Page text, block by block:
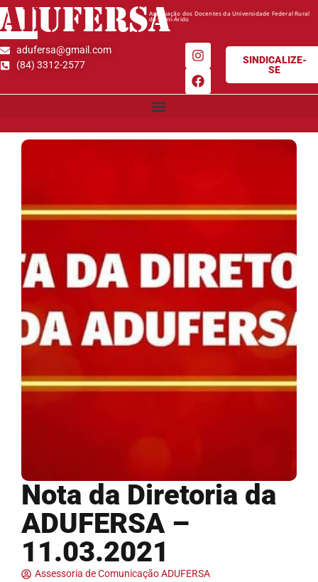
ADUFERSAAssociação dos Docentes da Universidade Federal Rural
do Semi-Árido
adufersa@gmail.com
(84) 3312-2577
SINDICALIZE-
SE
Nota da Diretoria da
ADUFERSA –
11.03.2021
Assessoria de Comunicação ADUFERSA